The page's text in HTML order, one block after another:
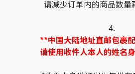
请减少订单内的商品数量
4.
**中国大陆地址直邮包裹配
请使用收件人本人的姓名